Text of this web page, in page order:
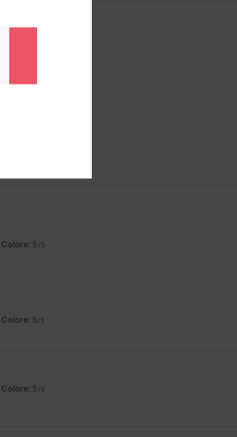
Colore: 5 /5
Colore: 5 /5
Colore: 5 /5